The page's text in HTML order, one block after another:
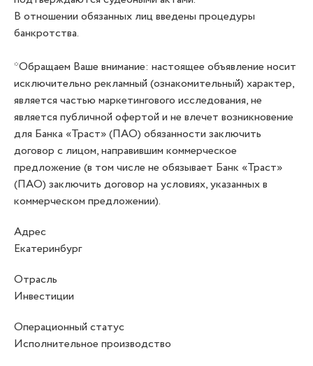
В отношении обязанных лиц введены процедуры
банкротства.
*Обращаем Ваше внимание: настоящее объявление носит
исключительно рекламный (ознакомительный) характер,
является частью маркетингового исследования, не
является публичной офертой и не влечет возникновение
для Банка «Траст» (ПАО) обязанности заключить
договор с лицом, направившим коммерческое
предложение (в том числе не обязывает Банк «Траст»
(ПАО) заключить договор на условиях, указанных в
коммерческом предложении).
Адрес
Екатеринбург
Отрасль
Инвестиции
Операционный статус
Исполнительное производство